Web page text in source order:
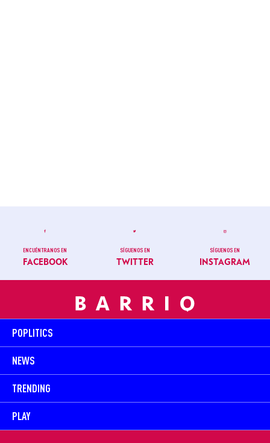
ENCUÉNTRANOS EN
FACEBOOK
SÍGUENOS EN
TWITTER
SÍGUENOS EN
INSTAGRAM
POPLITICS
NEWS
TRENDING
PLAY